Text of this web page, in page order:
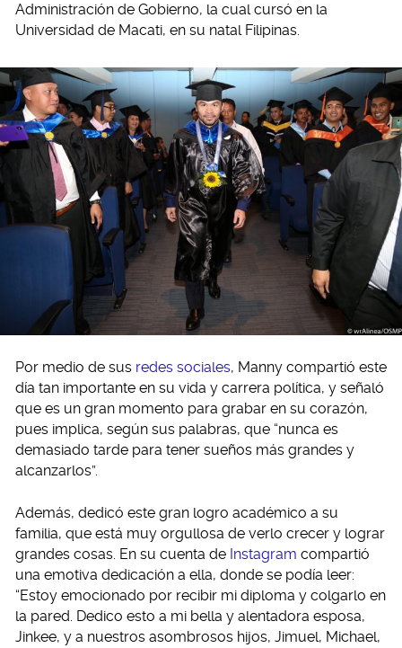
Administración de Gobierno, la cual cursó en la
Universidad de Macati, en su natal Filipinas.
Por medio de sus redes sociales, Manny compartió este
día tan importante en su vida y carrera política, y señaló
que es un gran momento para grabar en su corazón,
pues implica, según sus palabras, que “nunca es
demasiado tarde para tener sueños más grandes y
alcanzarlos”.
Además, dedicó este gran logro académico a su
familia, que está muy orgullosa de verlo crecer y lograr
grandes cosas. En su cuenta de Instagram compartió
una emotiva dedicación a ella, donde se podía leer:
“Estoy emocionado por recibir mi diploma y colgarlo en
la pared. Dedico esto a mi bella y alentadora esposa,
Jinkee, y a nuestros asombrosos hijos, Jimuel, Michael,